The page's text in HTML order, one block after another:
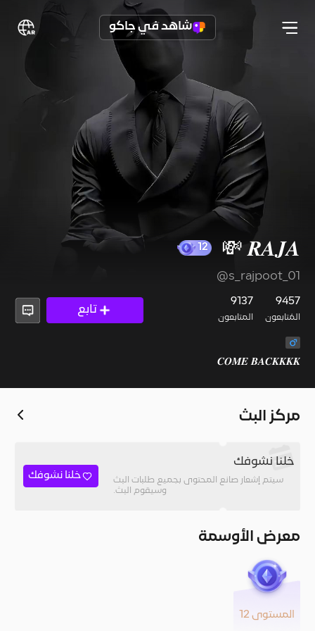
شاهد في جاكو
𝑹𝑨𝑱𝑨 💸
@s_rajpoot_01
9457
المُتابعون
9137
المتابعون
تابع
𝑪𝑶𝑴𝑬 𝑩𝑨𝑪𝑲𝑲𝑲𝑲
مركز البث
خلنا نشوفك
سيتم إشعار صانع المحتوى بجميع طلبات البث
وسيقوم البث.
خلنا نشوفك
معرض الأوسمة
المستوى 12